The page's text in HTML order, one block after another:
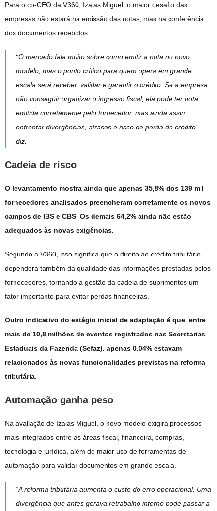
Para o co-CEO da V360, Izaias Miguel, o maior desafio das
empresas não estará na emissão das notas, mas na conferência
dos documentos recebidos.
“O mercado fala muito sobre como emitir a nota no novo
modelo, mas o ponto crítico para quem opera em grande
escala será receber, validar e garantir o crédito. Se a empresa
não conseguir organizar o ingresso fiscal, ela pode ter nota
emitida corretamente pelo fornecedor, mas ainda assim
enfrentar divergências, atrasos e risco de perda de crédito”,
diz.
Cadeia de risco
O levantamento mostra ainda que apenas 35,8% dos 139 mil
fornecedores analisados preencheram corretamente os novos
campos de IBS e CBS. Os demais 64,2% ainda não estão
adequados às novas exigências.
Segundo a V360, isso significa que o direito ao crédito tributário
dependerá também da qualidade das informações prestadas pelos
fornecedores, tornando a gestão da cadeia de suprimentos um
fator importante para evitar perdas financeiras.
Outro indicativo do estágio inicial de adaptação é que, entre
mais de 10,8 milhões de eventos registrados nas Secretarias
Estaduais da Fazenda (Sefaz), apenas 0,04% estavam
relacionados às novas funcionalidades previstas na reforma
tributária.
Automação ganha peso
Na avaliação de Izaias Miguel, o novo modelo exigirá processos
mais integrados entre as áreas fiscal, financeira, compras,
tecnologia e jurídica, além de maior uso de ferramentas de
automação para validar documentos em grande escala.
“A reforma tributária aumenta o custo do erro operacional. Uma
divergência que antes gerava retrabalho interno pode passar a